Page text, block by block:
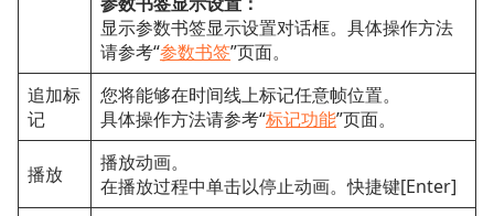
显示参数书签显示设置对话框。具体操作方法
请参考“参数书签”页面。
追加标
记
您将能够在时间线上标记任意帧位置。
具体操作方法请参考“标记功能”页面。
播放
播放动画。
在播放过程中单击以停止动画。快捷键[Enter]